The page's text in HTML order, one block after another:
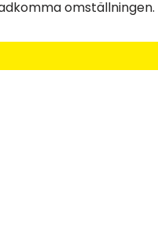
omställningen.